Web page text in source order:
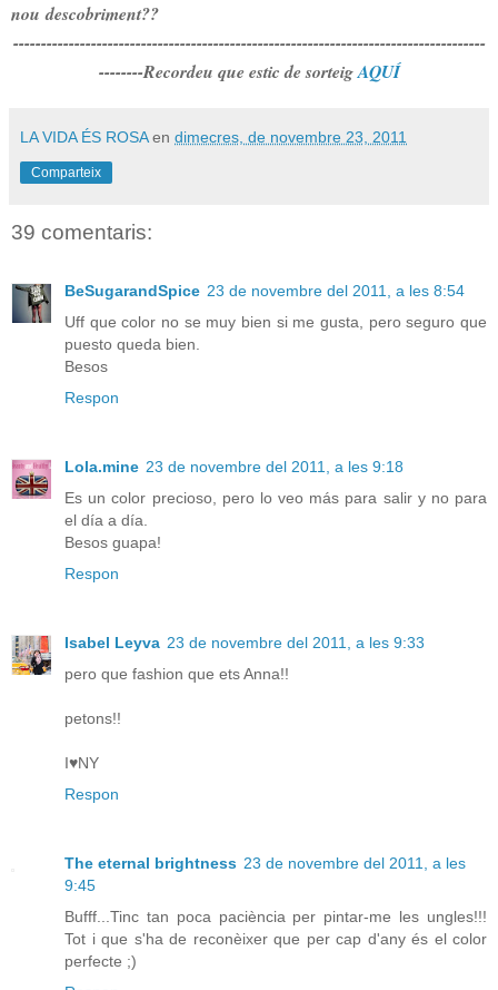
nou descobriment??
-------------------------------------------------------------------------------------
--------Recordeu que estic de sorteigAQUÍ
LA VIDA ÉS ROSA en dimecres, de novembre 23, 2011
Comparteix
39 comentaris:
BeSugarandSpice 23 de novembre del 2011, a les 8:54
Uff que color no se muy bien si me gusta, pero seguro que
puesto queda bien.
Besos
Respon
Lola.mine 23 de novembre del 2011, a les 9:18
Es un color precioso, pero lo veo más para salir y no para
el día a día.
Besos guapa!
Respon
Isabel Leyva 23 de novembre del 2011, a les 9:33
pero que fashion que ets Anna!!
petons!!
I♥NY
Respon
The eternal brightness 23 de novembre del 2011, a les
9:45
Bufff...Tinc tan poca paciència per pintar-me les ungles!!!
Tot i que s'ha de reconèixer que per cap d'any és el color
perfecte ;)